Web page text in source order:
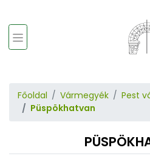
Főoldal Vármegyék
Pest
Püspökhatvan